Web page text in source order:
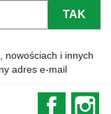
nowościach i innych
adres e-mail